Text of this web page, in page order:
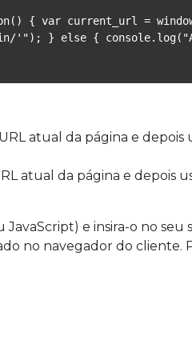
{ var current_url =
'"); } else {
atual da página e
atual da página e depois
e insira-o no
no navegador do